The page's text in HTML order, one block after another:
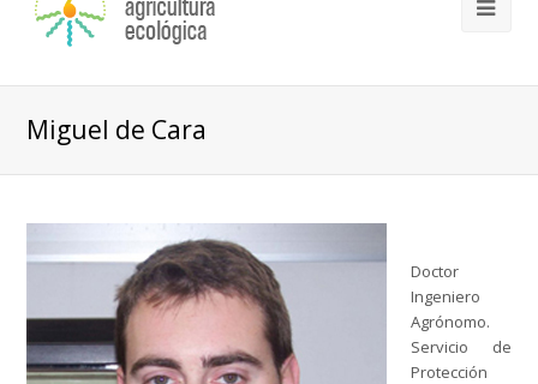
Miguel de Cara
Doctor
Ingeniero
Agrónomo.
Servicio de
Protección